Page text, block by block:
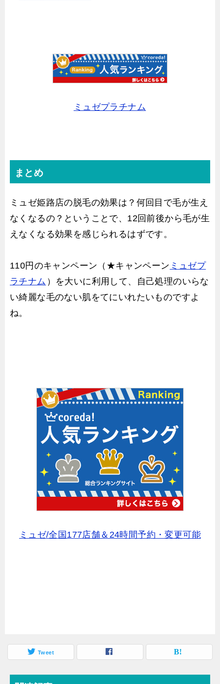
ミュゼプラチナム
まとめ
ミュゼ姫路店の脱毛の効果は？何回目で毛が生え
なくなるの？ということで、12回前後から毛が生
えなくなる効果を感じられるはずです。
110円のキャンペーン（★キャンペーン ミュゼプ
ラチナム ）を大いに利用して、自己処理のいらな
い綺麗な毛のない肌をてにいれたいものですよ
ね。
ミュゼ/全国177店舗＆24時間予約・変更可能
Tweet